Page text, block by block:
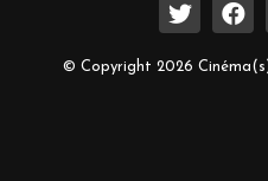
© Copyright 2026